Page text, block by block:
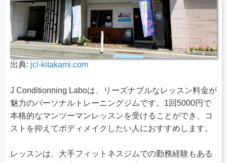
出典: jcl-kitakami.com
J Conditionning Laboは、リーズナブルなレッスン料金が
魅力のパーソナルトレーニングジムです。1回5000円で
本格的なマンツーマンレッスンを受けることができ、コ
ストを抑えてボディメイクしたい人におすすめします。
レッスンは、大手フィットネスジムでの勤務経験もある